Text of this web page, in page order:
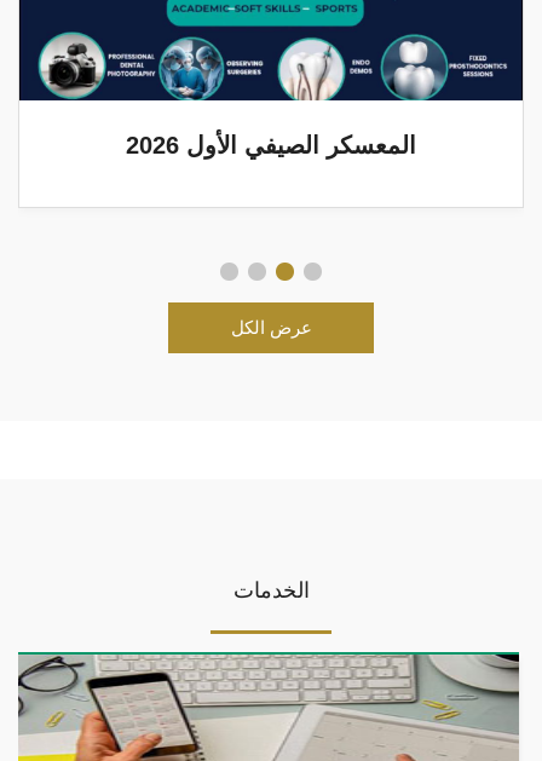
المعسكر الصيفي الأول 2026
عرض الكل
الخدمات